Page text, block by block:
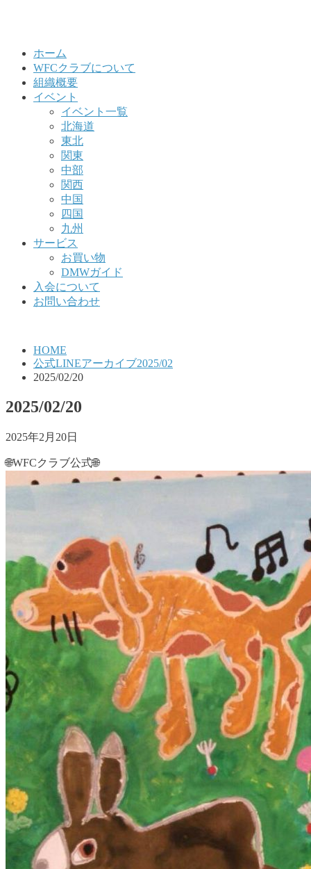
ホーム
WFCクラブについて
組織概要
イベント
イベント一覧
北海道
東北
関東
中部
関西
中国
四国
九州
サービス
お買い物
DMWガイド
入会について
お問い合わせ
HOME
公式LINEアーカイブ2025/02
2025/02/20
2025/02/20
2025年2月20日
🌐WFCクラブ公式🌐